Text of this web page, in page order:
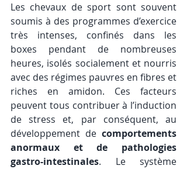
Les chevaux de sport sont souvent
soumis à des programmes d’exercice
très intenses, confinés dans les
boxes pendant de nombreuses
heures, isolés socialement et nourris
avec des régimes pauvres en fibres et
riches en amidon. Ces facteurs
peuvent tous contribuer à l’induction
de stress et, par conséquent, au
développement de comportements
anormaux et de pathologies
gastro-intestinales. Le système